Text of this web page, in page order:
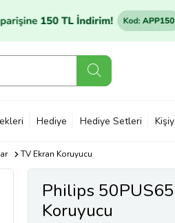
Hediye Hediye Setleri
TV Ekran Koruyucu
Philips
Koruyucu